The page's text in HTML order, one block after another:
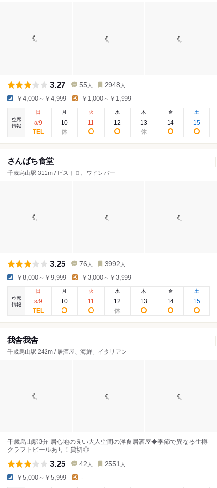
3.27 55 人 2948 人
￥4,000～￥4,999 ￥1,000～￥1,999
空席
情報
日
8/9
月
10
火
11
水
12
木
13
金
14
土
15
さんぱち食堂
千歳烏山駅 311m / ビストロ、ワインバー
3.25 76 人 3992 人
￥8,000～￥9,999 ￥3,000～￥3,999
空席
情報
日
8/9
月
10
火
11
水
12
木
13
金
14
土
15
我舎我舎
千歳烏山駅 242m / 居酒屋、海鮮、イタリアン
千歳烏山駅3分 居心地の良い大人空間の洋食居酒屋◆季節で異なる生樽
クラフトビールあり！貸切◎
3.25 42 人 2551 人
￥5,000～￥5,999 -